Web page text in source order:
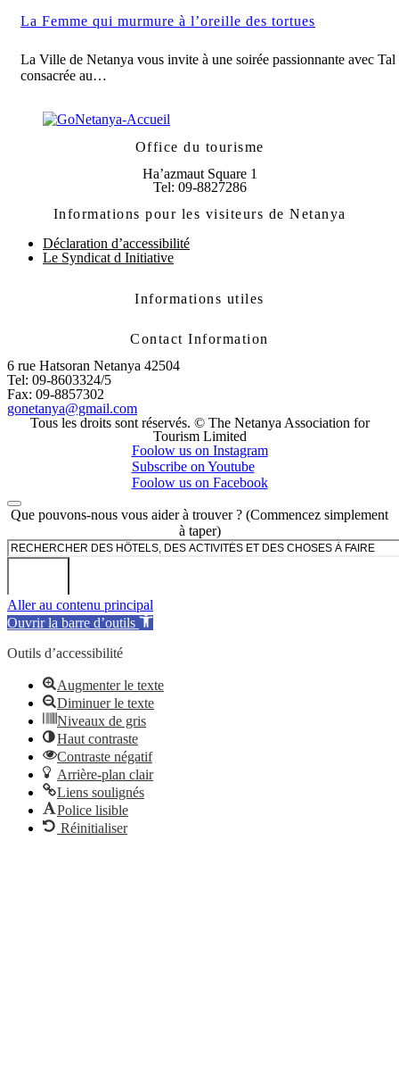
La Femme qui murmure à l’oreille des tortues
La Ville de Netanya vous invite à une soirée passionnante avec Tal
consacrée au…
Office du tourisme
Ha’azmaut Square 1
Tel: 09-8827286
Informations pour les visiteurs de Netanya
Déclaration d’accessibilité
Le Syndicat d Initiative
Informations utiles
Contact Information
6 rue Hatsoran Netanya 42504
Tel: 09-8603324/5
Fax: 09-8857302
gonetanya@gmail.com
Tous les droits sont réservés. © The Netanya Association for
Tourism Limited
Foolow us on Instagram
Subscribe on Youtube
Foolow us on Facebook
Que pouvons-nous vous aider à trouver ? (Commencez simplement
à taper)
Rechercher
Aller au contenu principal
Ouvrir la barre d’outils
Outils d’accessibilité
Augmenter le texte
Diminuer le texte
Niveaux de gris
Haut contraste
Contraste négatif
Arrière-plan clair
Liens soulignés
Police lisible
Réinitialiser